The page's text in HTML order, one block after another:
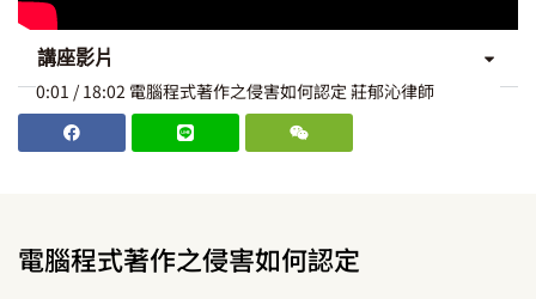
講座影片
0:01 / 18:02 電腦程式著作之侵害如何認定 莊郁沁律師
電腦程式著作之侵害如何認定